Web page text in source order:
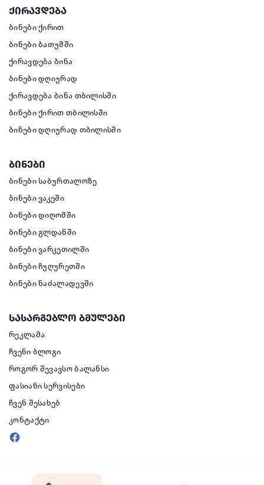
ქირავდება
ბინები ქირით
ბინები ბათუმში
ქირავდება ბინა
ბინები დღიურად
ქირავდება ბინა თბილისში
ბინები ქირით თბილისში
ბინები დღიურად თბილისში
ბინები
ბინები საბურთალოზე
ბინები ვაკეში
ბინები დიღომში
ბინები გლდანში
ბინები ვარკეთილში
ბინები ჩუღურეთში
ბინები ნაძალადევში
სასარგებლო ბმულები
რეკლამა
ჩვენი ბლოგი
როგორ შევავსო ბალანსი
ფასიანი სერვისები
ჩვენ შესახებ
კონტაქტი